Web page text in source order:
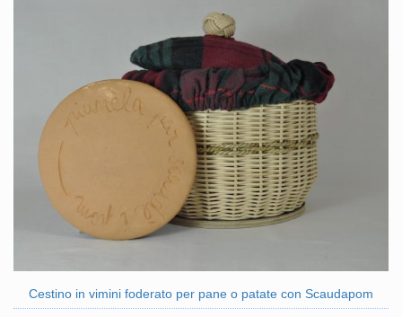
Cestino in vimini foderato per pane o patate con Scaudapom